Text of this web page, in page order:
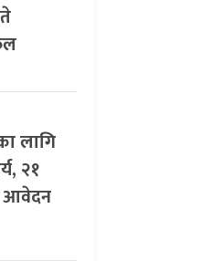
लागि
२१
आवेदन